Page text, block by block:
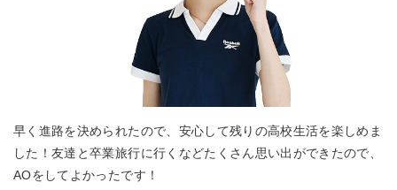
早く進路を決められたので、安心して残りの高校生活を楽しめま
した！友達と卒業旅行に行くなどたくさん思い出ができたので、
AOをしてよかったです！